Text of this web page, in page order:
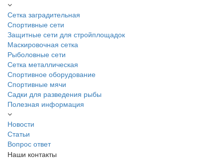
Сетка заградительная
Спортивные сети
Защитные сети для стройплощадок
Маскировочная сетка
Рыболовные сети
Сетка металлическая
Спортивное оборудование
Спортивные мячи
Садки для разведения рыбы
Полезная информация
Новости
Статьи
Вопрос ответ
Наши контакты